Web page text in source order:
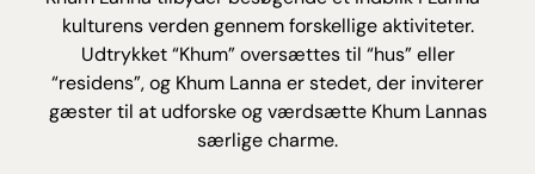
kulturens verden gennem forskellige aktiviteter.
Udtrykket “Khum” oversættes til “hus” eller
“residens”, og Khum Lanna er stedet, der inviterer
gæster til at udforske og værdsætte Khum Lannas
særlige charme.